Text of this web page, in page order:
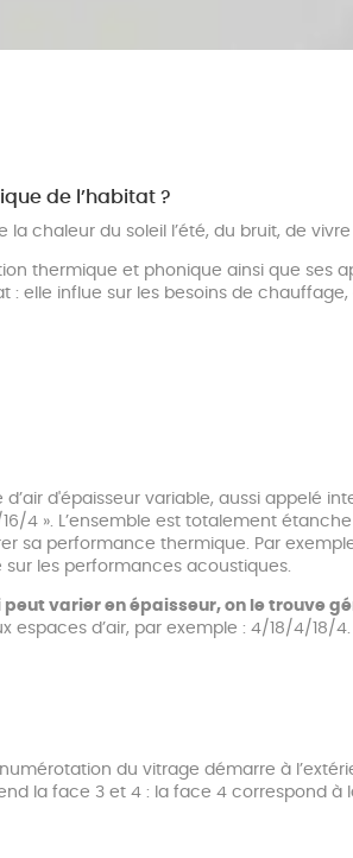
de l’habitat ?
la chaleur du soleil l’été, du bruit, de
thermique et phonique ainsi que ses
elle influe sur les besoins de
d'épaisseur variable, aussi appelé
4 ». L’ensemble est totalement
sa performance thermique. Par
les performances acoustiques.
varier en épaisseur, on le trouve
espaces d’air, par exemple : 4/18/4/18/4.
du vitrage démarre à
la face 3 et 4 : la face 4 correspond à